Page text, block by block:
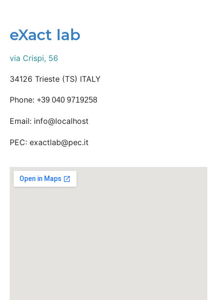
eXact lab
via Crispi, 56
34126 Trieste (TS) ITALY
Phone: +39 040 9719258
Email: info@localhost
PEC: exactlab@pec.it